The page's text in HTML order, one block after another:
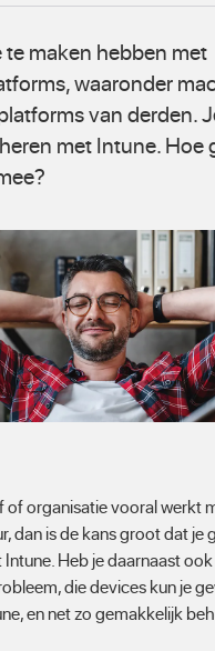
maken hebben met
waaronder
van derden.
met Intune. Hoe
of organisatie vooral werkt
dan is de kans groot dat je
Heb je daarnaast
die devices kun je
en net zo gemakkelijk